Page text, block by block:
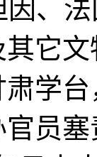
因、
它
学
员